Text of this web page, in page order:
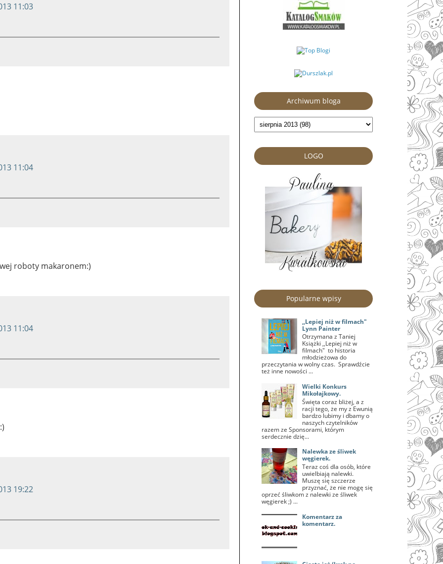
11:03
11:04
roboty makaronem:)
11:04
19:22
Archiwum bloga
LOGO
Popularne wpisy
,,Lepiej niż w filmach"
Lynn Painter
Otrzymana z Taniej
Książki ,,Lepiej niż w
filmach" to historia
młodzieżowa do
przeczytania w wolny czas. Sprawdźcie
też inne nowości ...
Wielki Konkurs
Mikołajkowy.
Święta coraz bliżej, a z
racji tego, że my z Ewunią
bardzo lubimy i dbamy o
naszych czytelników
razem ze Sponsorami, którym
serdecznie dzię...
Nalewka ze śliwek
węgierek.
Teraz coś dla osób, które
uwielbiają nalewki.
Muszę się szczerze
przyznać, że nie mogę się
oprzeć śliwkom z nalewki ze śliwek
węgierek ;) ...
Komentarz za
komentarz.